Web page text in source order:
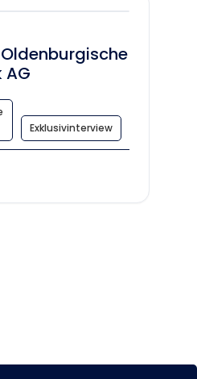
AG
Exklusivinterview